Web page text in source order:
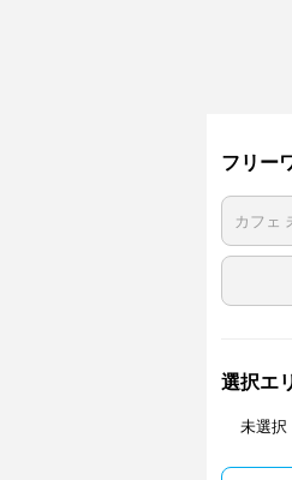
フリー
選択エ
未選択